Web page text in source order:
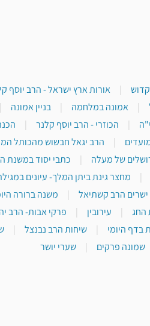
| אורות ארץ ישראל - הרב יוסף
| אמונה במלחמה | בניין אמונה |
| הכוזרי - הרב יוסף קלנר |
| הרב יגאל חבשוש מהכותל
של מעלה | כתבי יסוד במשנת
| מחצר גינת ביתן המלך- עיונים
הרב קשתיאל | משנה ברורה
החג | עירובין | פרקי אבות- הרב
בדף היומי | שיחות הרב נבנצל |
שמונה פרקים | שערי יושר